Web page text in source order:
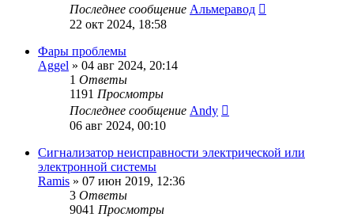
Последнее сообщение Альмеравод
22 окт 2024, 18:58
Фары проблемы
Aggel » 04 авг 2024, 20:14
1 Ответы
1191 Просмотры
Последнее сообщение Andy
06 авг 2024, 00:10
Сигнализатор неисправности электрической или
электронной системы
Ramis » 07 июн 2019, 12:36
3 Ответы
9041 Просмотры